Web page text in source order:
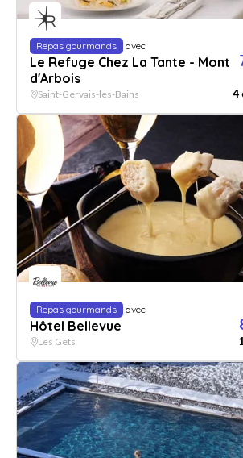
Repas gourmands avec
Le Refuge Chez La Tante - Mont
d'Arbois
Saint-Gervais-les-Bains 4
Repas gourmands avec
Hôtel Bellevue
Les Gets